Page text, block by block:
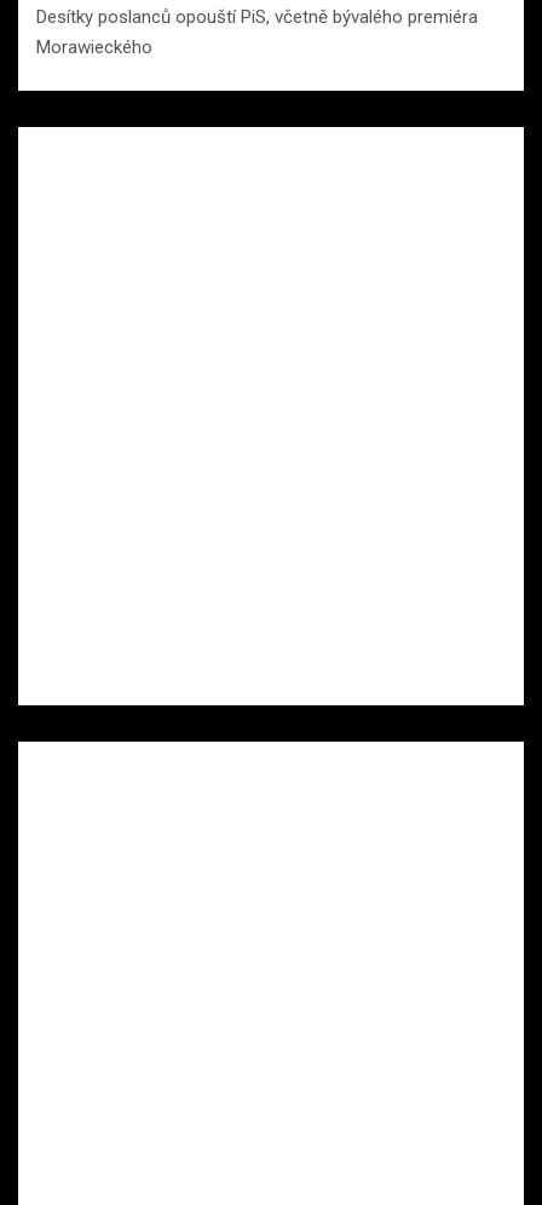
Desítky poslanců opouští PiS, včetně bývalého premiéra
Morawieckého